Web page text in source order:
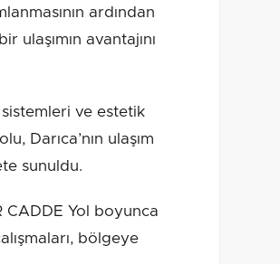
ardından
avantajını
sistemleri ve estetik
Darıca’nın ulaşım
sunuldu.
CADDE Yol boyunca
bölgeye